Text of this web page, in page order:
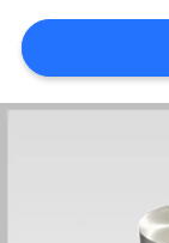
খবর
উদ্ধৃতির